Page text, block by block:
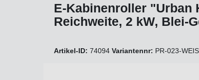
E-Kabinenroller "Urban
Reichweite, 2 kW, Blei-
Artikel-ID: 74094 Variantennr: PR-023-